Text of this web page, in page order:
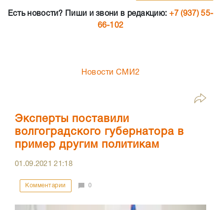
Есть новости? Пиши и звони в редакцию: +7 (937) 55-
66-102
Новости СМИ2
Эксперты поставили
волгоградского губернатора в
пример другим политикам
01.09.202121:18
Комментарии 0